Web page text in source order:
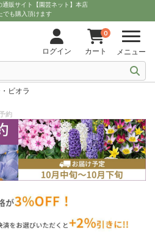
通販サイト【園芸ネット】本店
でも購入頂けます
ログイン
0
カート メニュー
ビオラ
約